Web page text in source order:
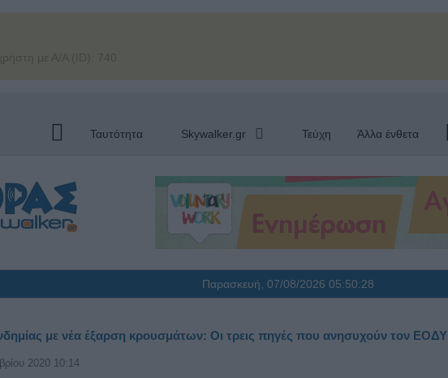
με Α/Α (ID): 740
Ταυτότητα Skywalker.gr Τεύχη Άλλα ένθετα
Παρασκευή, 07/08/2026 05:50:29
με νέα έξαρση κρουσμάτων: Οι τρεις πηγές που ανησυχούν τον ΕΟΔΥ
2020 10:14